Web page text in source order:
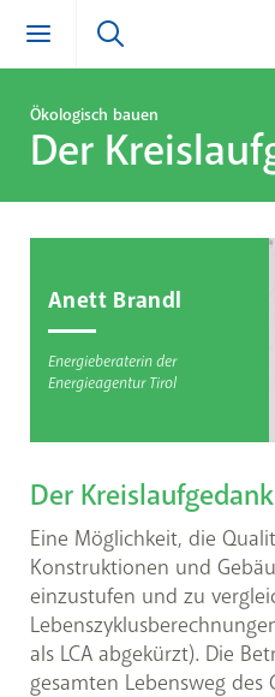
Zum Inhalt springen (Alt
zur Navigation springen
Zur Suche springen (Alt +
Ökologisch bauen
Der
Anett Brandl
Energieberaterin der
Energieagentur Tirol
Der
Eine Möglichkeit, die
Konstruktionen und
einzustufen und zu
als LCA abgekürzt). Die
gesamten Lebensweg des